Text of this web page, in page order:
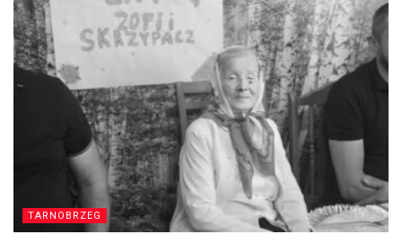
TARNOBRZEG